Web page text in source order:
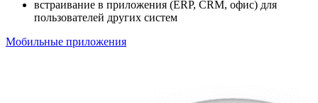
встраивание в приложения (ERP, CRM, офис) для
пользователей других систем
Мобильные приложения